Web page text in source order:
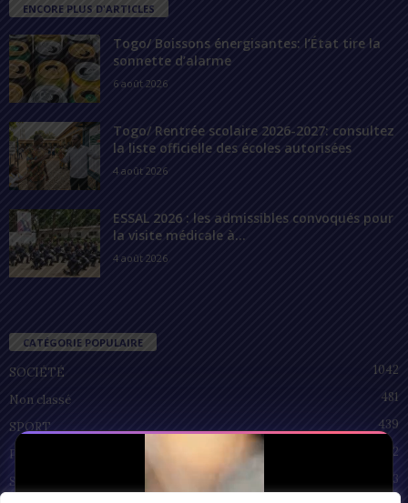
ENCORE PLUS D'ARTICLES
Togo/ Boissons énergisantes: l’État tire la
sonnette d’alarme
6 août 2026
Togo/ Rentrée scolaire 2026-2027: consultez
la liste officielle des écoles autorisées
4 août 2026
ESSAL 2026 : les admissibles convoqués pour
la visite médicale à...
4 août 2026
CATÉGORIE POPULAIRE
SOCIÉTÉ
1042
Non classé
481
SPORT
439
POLITIQUE
212
SANTÉ
93